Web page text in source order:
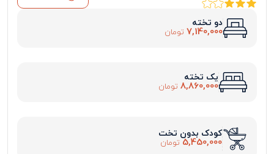
دو تخته
7,140,000 تومان
یک تخته
8,860,000 تومان
کودک بدون تخت
5,450,000 تومان